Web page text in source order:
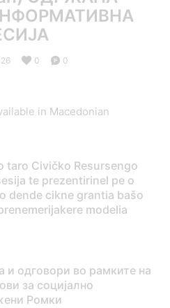
0 0
in Macedonian
taro Civičko Resursengo
te prezentirinel pe o
dende cikne grantia bašo
modelia
одговори во рамките на
за социјално
Ромки